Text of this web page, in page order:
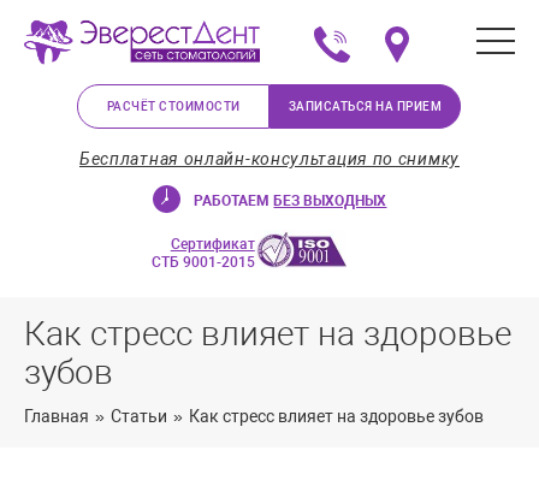
+375 (29) 623-72-37
Мы на карте в
РАСЧЁТ СТОИМОСТИ ЗАПИСАТЬСЯ НА ПРИЕМ
Бесплатная онлайн-консультация по снимку
Сертификат
СТБ 9001-2015
РАБОТАЕМБЕЗ ВЫХОДНЫХ
Как стресс влияет на здоровье
зубов
Главная » Статьи » Как стресс влияет на здоровье зубов